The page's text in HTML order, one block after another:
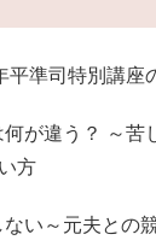
平準司特別講座
何が違う？ ～苦
方
い～元夫との